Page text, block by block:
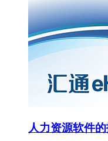
人力资源软件